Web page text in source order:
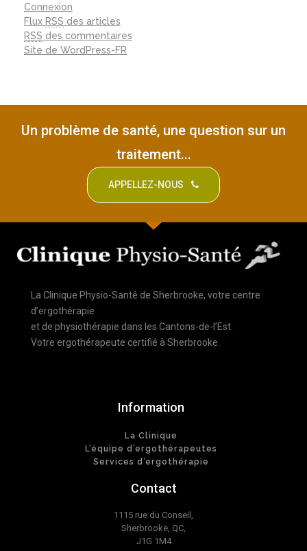
Connexion
Flux RSS des articles
RSS des commentaires
Site de WordPress-FR
Un problème de santé, une question sur un
traitement...
APPELLEZ-NOUS
La Clinique Physio-Santé de Sherbrooke, votre centre
d’ergothérapie
et de physiothérapie dans les Cantons-de-l’Est.
Votre ergothérapeute certifié à Sherbrooke.
Information
La Clinique
L’équipe d’ergothérapeutes
Services d’ergothérapie
Contact
1115 rue du Conseil,
Sherbrooke, QC,
J1G 1M4